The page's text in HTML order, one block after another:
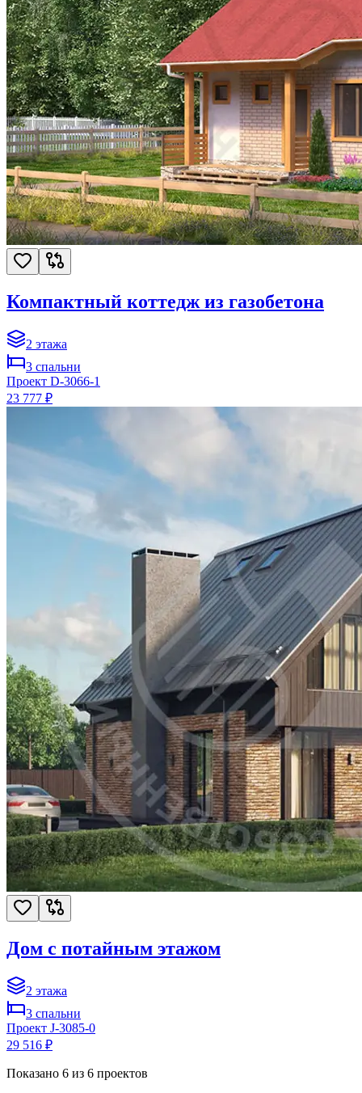
Компактный коттедж из газобетона
2 этажа
3 спальни
Проект D-3066-1
23 777 ₽
Дом с потайным этажом
2 этажа
3 спальни
Проект J-3085-0
29 516 ₽
Показано 6 из 6 проектов